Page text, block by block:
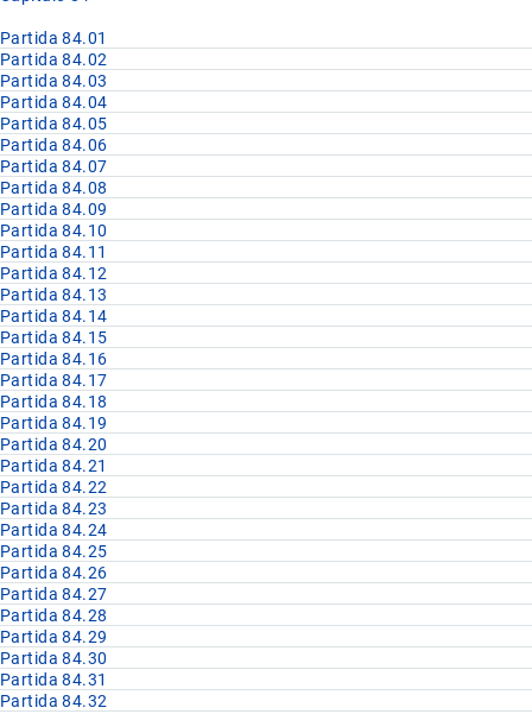
Partida 84.01
Partida 84.02
Partida 84.03
Partida 84.04
Partida 84.05
Partida 84.06
Partida 84.07
Partida 84.08
Partida 84.09
Partida 84.10
Partida 84.11
Partida 84.12
Partida 84.13
Partida 84.14
Partida 84.15
Partida 84.16
Partida 84.17
Partida 84.18
Partida 84.19
Partida 84.20
Partida 84.21
Partida 84.22
Partida 84.23
Partida 84.24
Partida 84.25
Partida 84.26
Partida 84.27
Partida 84.28
Partida 84.29
Partida 84.30
Partida 84.31
Partida 84.32